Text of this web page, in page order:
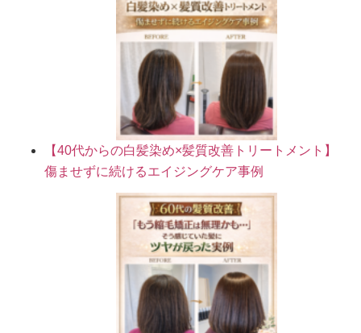
【40代からの白髪染め×髪質改善トリートメント】
傷ませずに続けるエイジングケア事例